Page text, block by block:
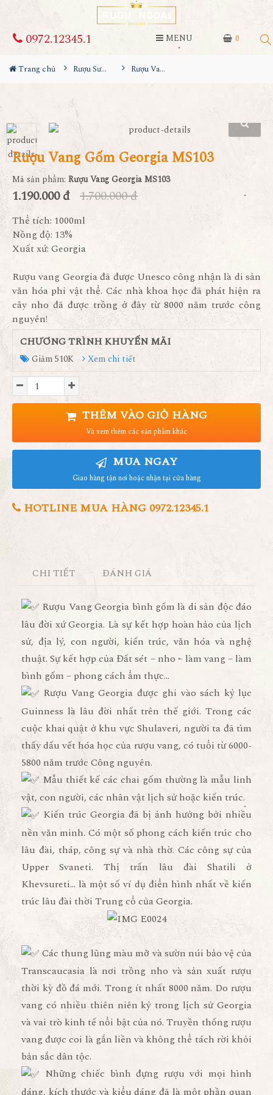
0
0972.12345.1 MENU
Trang chủ Rượu Sưu Tầm - Nga Rượu Vang Gốm Georgia MS103
Rượu Vang Gốm Georgia MS103
Mã sản phẩm: Rượu Vang Georgia MS103
1.190.000 đ 1.700.000 đ
Thể tích: 1000ml
Nồng độ: 13%
Xuất xứ: Georgia
Rượu vang Georgia đã được Unesco công nhận là di sản
văn hóa phi vật thể. Các nhà khoa học đã phát hiện ra
cây nho đã được trồng ở đây từ 8000 năm trước công
nguyên!
CHƯƠNG TRÌNH KHUYẾN MÃI
Giảm 510K Xem chi tiết
THÊM VÀO GIỎ HÀNG
Và xem thêm các sản phẩm khác
MUA NGAY
Giao hàng tận nơi hoặc nhận tại cửa hàng
HOTLINE MUA HÀNG 0972.12345.1
CHI TIẾT ĐÁNH GIÁ
Rượu Vang Georgia bình gốm là di sản độc đáo
lâu đời xứ Georgia. Là sự kết hợp hoàn hảo của lịch
sử, địa lý, con người, kiến trúc, văn hóa và nghệ
thuật. Sự kết hợp của Đất sét – nho – làm vang – làm
bình gốm – phong cách ẩm thực…
Rượu Vang Georgia được ghi vào sách kỷ lục
Guinness là lâu đời nhất trên thế giới. Trong các
cuộc khai quật ở khu vực Shulaveri, người ta đã tìm
thấy dấu vết hóa học của rượu vang, có tuổi từ 6000-
5800 năm trước Công nguyên.
Mẫu thiết kế các chai gốm thường là mẫu linh
vật, con người, các nhân vật lịch sử hoặc kiến trúc.
Kiến trúc Georgia đã bị ảnh hưởng bởi nhiều
nền văn minh. Có một số phong cách kiến trúc cho
lâu đài, tháp, công sự và nhà thờ. Các công sự của
Upper Svaneti. Thị trấn lâu đài Shatili ở
Khevsureti… là một số ví dụ điển hình nhất về kiến
trúc lâu đài thời Trung cổ của Georgia.
Các thung lũng màu mỡ và sườn núi bảo vệ của
Transcaucasia là nơi trồng nho và sản xuất rượu
thời kỳ đồ đá mới. Trong ít nhất 8000 năm. Do rượu
vang có nhiều thiên niên kỷ trong lịch sử Georgia
và vai trò kinh tế nổi bật của nó. Truyền thống rượu
vang được coi là gắn liền và không thể tách rời khỏi
bản sắc dân tộc.
Những chiếc bình đựng rượu với mọi hình
dáng, kích thước và kiểu dáng đã là một phần quan